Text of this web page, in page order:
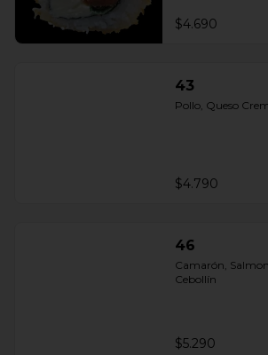
$4.690
43
Pollo, Queso
$4.790
46
Camarón,
Cebollín
$5.290